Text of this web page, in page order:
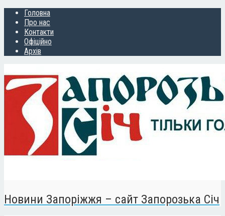
Головна
Про нас
Контакти
Офіційно
Архів
Новини Запоріжжя – сайт Запорозька Січ